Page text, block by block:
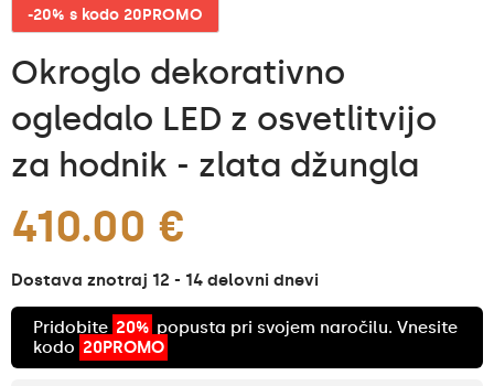
-20% s kodo 20PROMO
Okroglo dekorativno
ogledalo LED z osvetlitvijo
za hodnik - zlata džungla
410.00 €
Dostava znotraj 12 - 14 delovni dnevi
Pridobite 20% popusta pri svojem naročilu. Vnesite
kodo 20PROMO